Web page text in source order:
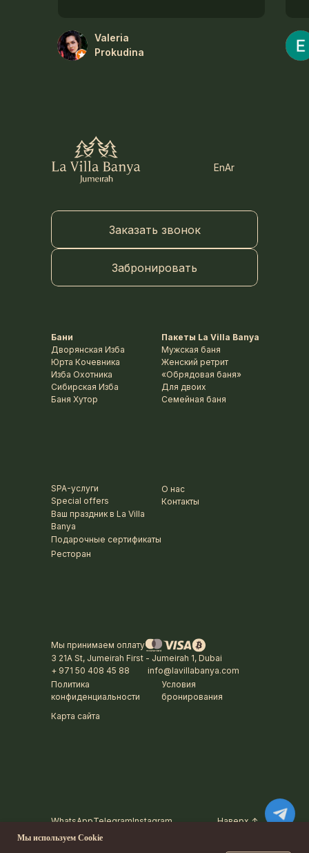
Мы используем Cookie
Valeria
Prokudina
Мы принимаем оплату
3 21A St, Jumeirah First - Jumeirah 1, Dubai
+ 971 50 408 45 88
info@lavillabanya.com
Карта сайта
Условия
бронирования
Политика
конфиденциальности
WhatsAppTelegramInstagram Наверх ↑
EnAr
Заказать звонок
Забронировать
Пакеты La Villa Banya
Мужская баня
Женский ретрит
«Обрядовая баня»
Для двоих
Семейная баня
SPA-услуги
Special offers
Ваш праздник в La Villa
Banya
Подарочные сертификаты
Ресторан
Бани
Дворянская Изба
Юрта Кочевника
Изба Охотника
Сибирская Изба
Баня Хутор
О нас
Контакты